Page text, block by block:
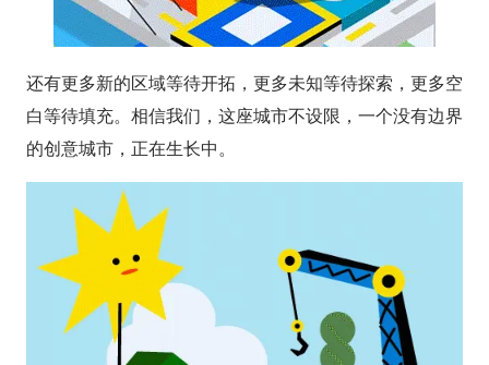
还有更多新的区域等待开拓，更多未知等待探索，更多空
白等待填充。相信我们，这座城市不设限，一个没有边界
的创意城市，正在生长中。